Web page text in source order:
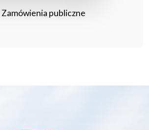
Zamówienia publiczne